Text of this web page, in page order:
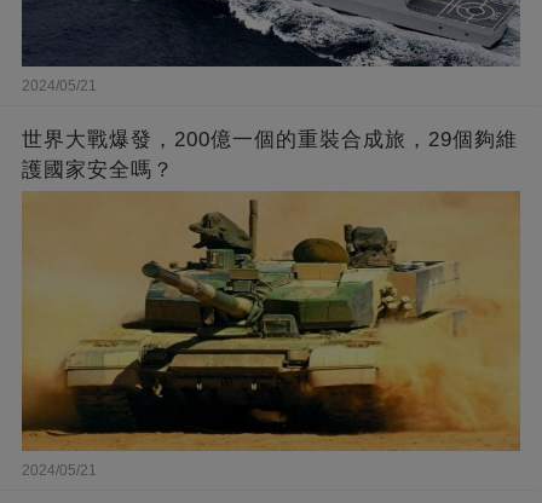
2024/05/21
世界大戰爆發，200億一個的重裝合成旅，29個夠維
護國家安全嗎？
2024/05/21